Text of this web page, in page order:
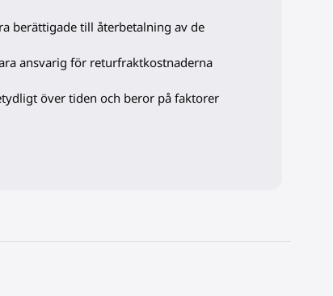
berättigade till återbetalning av de
ansvarig för returfraktkostnaderna
över tiden och beror på faktorer